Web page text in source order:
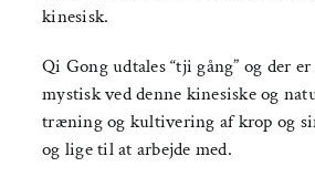
kinesisk.
Qi Gong udtales “tji gång” og der
mystisk ved denne kinesiske og
træning og kultivering af krop og
og lige til at arbejde med.